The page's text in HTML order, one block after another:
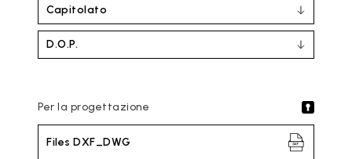
Capitolato
D.O.P.
Per la progettazione
Files DXF_DWG